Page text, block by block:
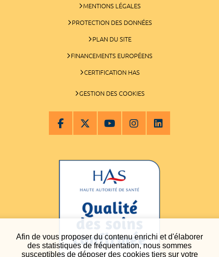
Afin de vous proposer du contenu enrichi et d'élaborer
des statistiques de fréquentation, nous sommes
susceptibles de déposer des cookies tiers sur votre
MENTIONS LÉGALES
PROTECTION DES DONNÉES
PLAN DU SITE
FINANCEMENTS EUROPÉENS
CERTIFICATION HAS
GESTION DES COOKIES